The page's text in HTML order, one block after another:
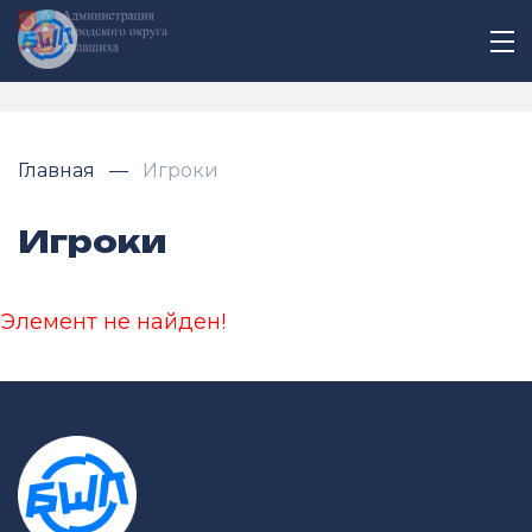
Главная Игроки
Игроки
Элемент не найден!